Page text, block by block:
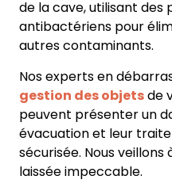
de la cave, utilisant des
antibactériens pour
autres contaminants.
Nos experts en
gestion des objetsde
peuvent présenter un
évacuation et leur
sécurisée. Nous
laissée impeccable.